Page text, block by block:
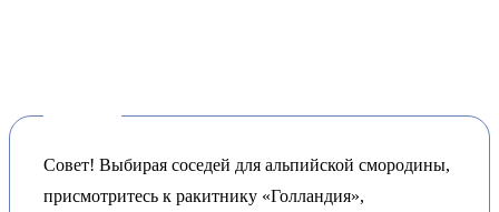
Совет! Выбирая соседей для альпийской смородины,
присмотритесь к ракитнику «Голландия»,